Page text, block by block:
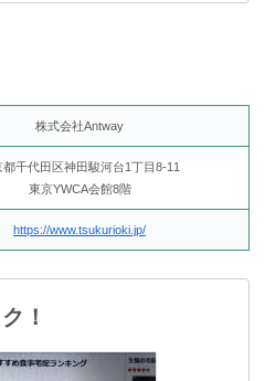
株式会社Antway
都千代田区神田駿河台1丁目8-11
東京YWCA会館8階
https://www.tsukurioki.jp/
！